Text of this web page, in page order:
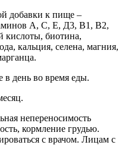
добавки к пище –
А, С, Е, Д3, В1, В2,
кислоты, биотина,
кальция, селена, магния,
в день во время еды.
непереносимость
кормление грудью.
с врачом. Лицам с